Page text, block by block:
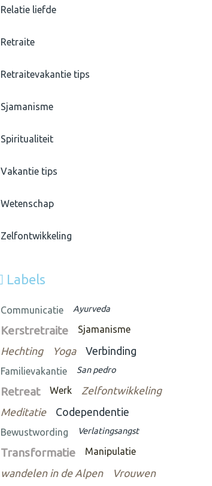
Relatie liefde
Retraite
Retraitevakantie tips
Sjamanisme
Spiritualiteit
Vakantie tips
Wetenschap
Zelfontwikkeling
Labels
Communicatie Ayurveda
Kerstretraite Sjamanisme
Hechting Yoga Verbinding
Familievakantie San pedro
Retreat Werk
Zelfontwikkeling
Meditatie
Codependentie
Bewustwording Verlatingsangst
Transformatie Manipulatie
wandelen in de Alpen
Vrouwen